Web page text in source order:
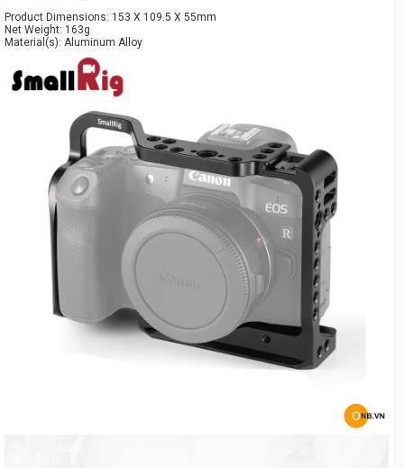
Product Dimensions: 153 X 109.5 X 55mm
Net Weight: 163g
Material(s): Aluminum Alloy